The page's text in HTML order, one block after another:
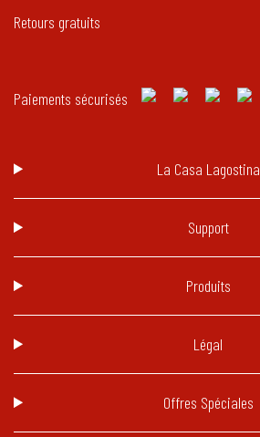
Retours gratuits
Paiements sécurisés
La Casa Lagostina
Support
Produits
Légal
Offres Spéciales